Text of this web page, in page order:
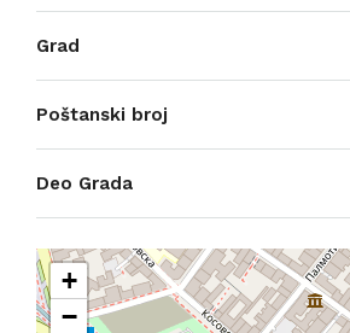
Grad
Poštanski broj
Deo Grada
+
−